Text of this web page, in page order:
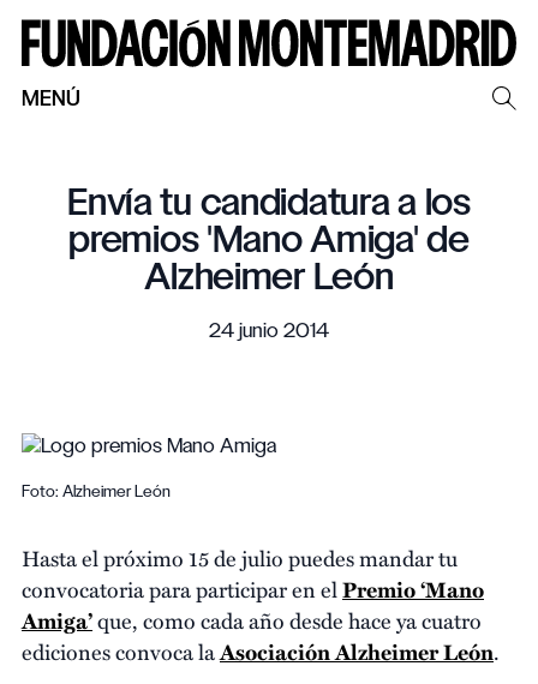
MENÚ
Envía tu candidatura a los
premios 'Mano Amiga' de
Alzheimer León
24 junio 2014
Foto: Alzheimer León
Hasta el próximo 15 de julio puedes mandar tu
convocatoria para participar en elPremio ‘Mano
Amiga’que, como cada año desde hace ya cuatro
ediciones convoca laAsociación Alzheimer León.